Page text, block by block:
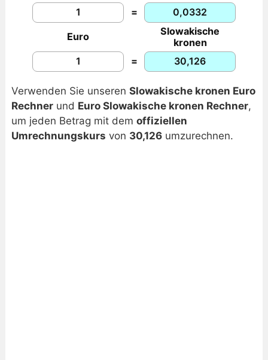
=
Euro
Slowakische
kronen
=
Verwenden Sie unseren Slowakische kronen Euro
Rechnerund Euro Slowakische kronen Rechner,
um jeden Betrag mit dem offiziellen
Umrechnungskurs von 30,126umzurechnen.